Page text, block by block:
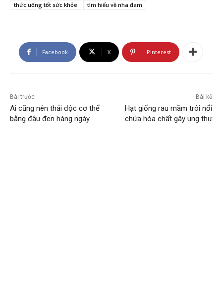
thức uống tốt sức khỏe
tìm hiểu về nha đam
Facebook X Pinterest
Bài trước
Ai cũng nên thải độc cơ thể
bằng đậu đen hàng ngày
Bài kế
Hạt giống rau mầm trôi nổi
chứa hóa chất gây ung thư